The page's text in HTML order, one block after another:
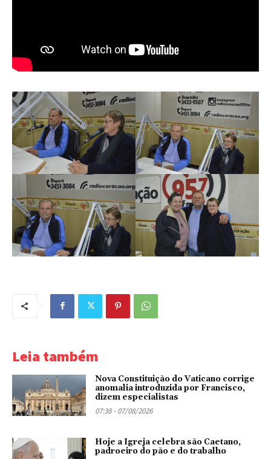
Leia também
Nova Constituição do Vaticano corrige
anomalia introduzida por Francisco,
dizem especialistas
07:38 - 07/08/2026
Hoje a Igreja celebra são Caetano,
padroeiro do pão e do trabalho